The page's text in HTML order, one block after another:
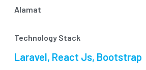
Alamat
Technology Stack
Laravel, React Js, Bootstrap